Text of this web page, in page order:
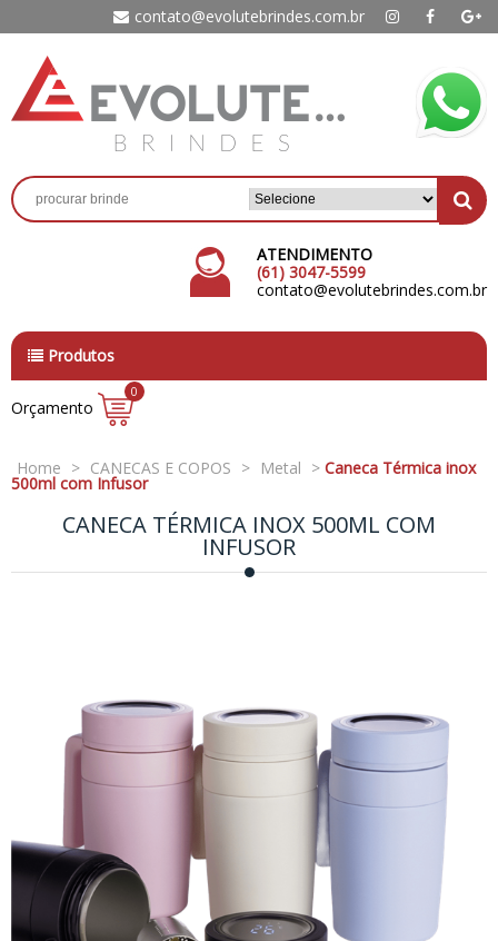
contato@evolutebrindes.com.br
ATENDIMENTO
(61) 3047-5599
contato@evolutebrindes.com.br
Produtos
Orçamento
0
Home > CANECAS E COPOS > Metal > Caneca Térmica inox
500ml com Infusor
CANECA TÉRMICA INOX 500ML COM
INFUSOR